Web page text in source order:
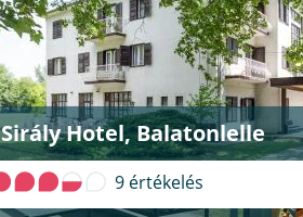
Sirály Hotel, Balatonlelle
9 értékelés